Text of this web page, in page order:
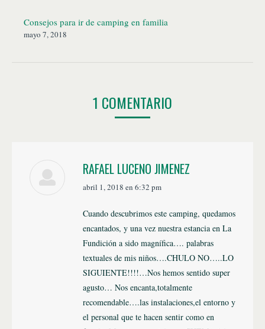
Consejos para ir de camping en familia
mayo 7, 2018
1 COMENTARIO
RAFAEL LUCENO JIMENEZ
dice:
abril 1, 2018 en 6:32 pm
Cuando descubrimos este camping, quedamos
encantados, y una vez nuestra estancia en La
Fundición a sido magnífica…. palabras
textuales de mis niños….CHULO NO…..LO
SIGUIENTE!!!!…Nos hemos sentido super
agusto… Nos encanta,totalmente
recomendable….las instalaciones,el entorno y
el personal que te hacen sentir como en